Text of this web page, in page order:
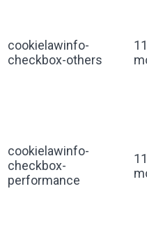
cookielawinfo-
checkbox-others
11
cookielawinfo-
checkbox-
performance
11